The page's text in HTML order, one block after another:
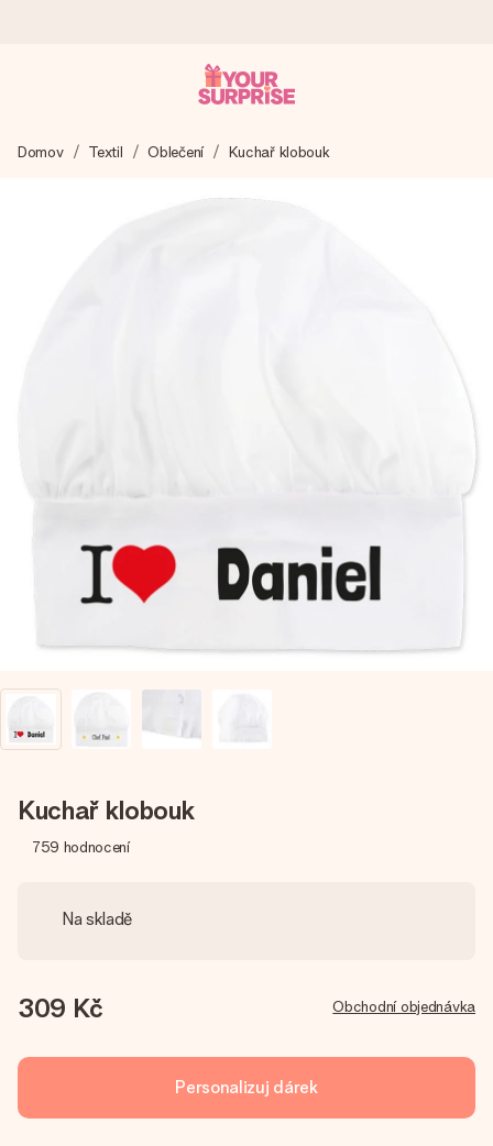
Váš dárek vytvoříme s láskou a bleskově odešleme –
jménem, vaší fotografií nebo vzkazem, který doopravdy
lásky pro daný okamžik.
Domov Textil Oblečení Kuchař klobouk
Kuchař klobouk
759 hodnocení
Na skladě
309 Kč Obchodní objednávka
Personalizuj dárek